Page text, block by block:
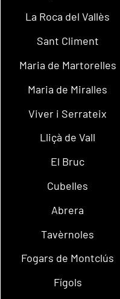
La Roca del Vallès
Sant Climent
Maria de Martorelles
Maria de Miralles
Viver i Serrateix
Lliçà de Vall
El Bruc
Cubelles
Abrera
Tavèrnoles
Fogars de Montclús
Fígols